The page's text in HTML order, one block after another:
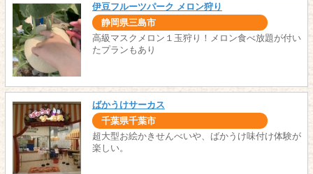
伊豆フルーツパーク メロン狩り
静岡県三島市
高級マスクメロン１玉狩り！メロン食べ放題が付い
たプランもあり
ばかうけサーカス
千葉県千葉市
超大型お絵かきせんべいや、ばかうけ味付け体験が
楽しい。